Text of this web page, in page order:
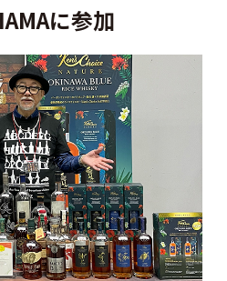
に参加